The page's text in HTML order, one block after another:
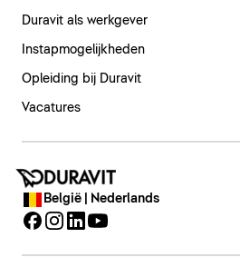
Duravit als werkgever
Instapmogelijkheden
Opleiding bij Duravit
Vacatures
België | Nederlands